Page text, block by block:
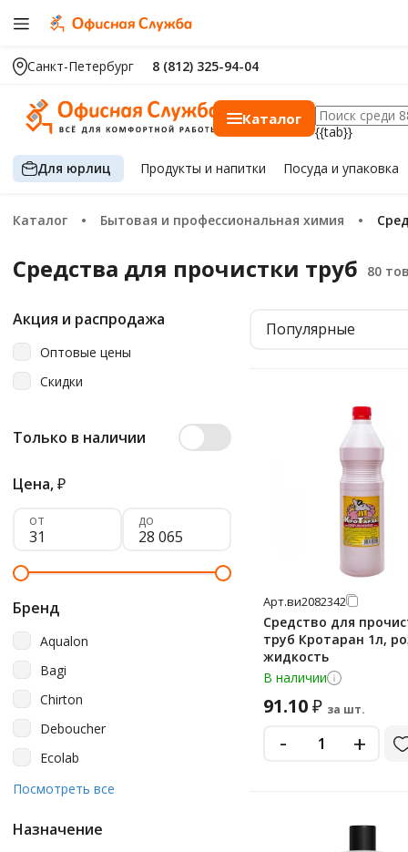
Санкт-Петербург 8 (812) 325-94-04
Каталог
{{tab}}
Для юрлиц Продуктыи напитки Посуда и упаковка
Каталог Бытовая и профессиональная химия
Средства для прочистки труб
Акция и распродажа
Оптовые цены
Скидки
Только в наличии
Цена,₽
от до
Бренд
Aqualon
Bagi
Chirton
Deboucher
Ecolab
Effect
Посмотреть все
Назначение
Популярные
Арт.ви2082342
Средство для
труб Кротаран 1л,
жидкость
В наличии
91.10₽ за шт.
- +